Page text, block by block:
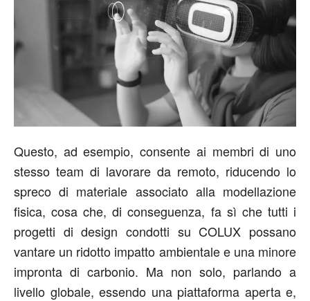
Questo, ad esempio, consente ai membri di uno
stesso team di lavorare da remoto, riducendo lo
spreco di materiale associato alla modellazione
fisica, cosa che, di conseguenza, fa sì che tutti i
progetti di design condotti su COLUX possano
vantare un ridotto impatto ambientale e una minore
impronta di carbonio. Ma non solo, parlando a
livello globale, essendo una piattaforma aperta e,